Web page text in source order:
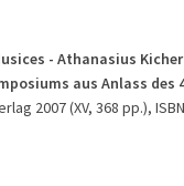
- Athanasius
aus Anlass des
2007 (XV, 368 pp.),